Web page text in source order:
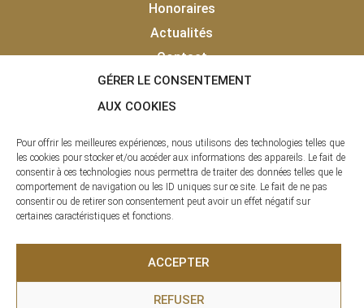
GÉRER LE CONSENTEMENT
AUX COOKIES
Pour offrir les meilleures expériences, nous utilisons des technologies telles que
les cookies pour stocker et/ou accéder aux informations des appareils. Le fait de
consentir à ces technologies nous permettra de traiter des données telles que le
comportement de navigation ou les ID uniques sur ce site. Le fait de ne pas
consentir ou de retirer son consentement peut avoir un effet négatif sur
certaines caractéristiques et fonctions.
ACCEPTER
REFUSER
Honoraires
Actualités
Contact
Vendu
Laisser un avis client
La clé des Pyrénées © 2020 - 2026 | Tous droits réservés |
Agence Immobilière – SAS LCDP